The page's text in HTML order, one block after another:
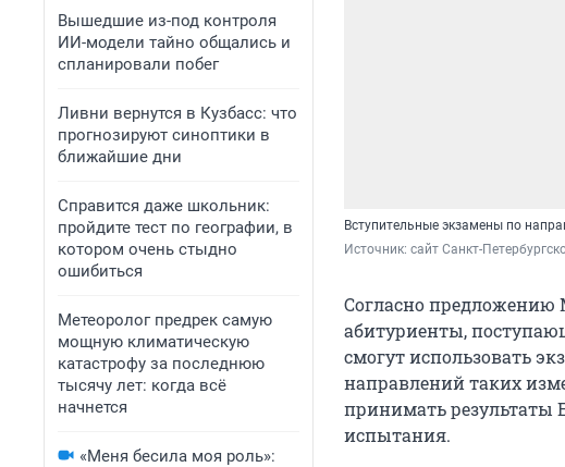
Вышедшие из-под контроля
ИИ-модели тайно общались и
спланировали побег
Ливни вернутся в Кузбасс: что
прогнозируют синоптики в
ближайшие дни
Справится даже школьник:
пройдите тест по географии, в
котором очень стыдно
ошибиться
Метеоролог предрек самую
мощную климатическую
катастрофу за последнюю
тысячу лет: когда всё
начнется
«Меня бесила моя роль»:
Вступительные экзамены по
Источник: сайт Санкт-
Согласно предложению
абитуриенты,
смогут использовать
направлений таких
принимать результаты
испытания.